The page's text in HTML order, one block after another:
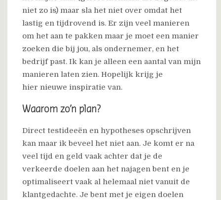
niet zo is) maar sla het niet over omdat het
lastig en tijdrovend is. Er zijn veel manieren
om het aan te pakken maar je moet een manier
zoeken die bij jou, als ondernemer, en het
bedrijf past. Ik kan je alleen een aantal van mijn
manieren laten zien. Hopelijk krijg je
hier nieuwe inspiratie van.
Waarom zo’n plan?
Direct testideeën en hypotheses opschrijven
kan maar ik beveel het niet aan. Je komt er na
veel tijd en geld vaak achter dat je de
verkeerde doelen aan het najagen bent en je
optimaliseert vaak al helemaal niet vanuit de
klantgedachte. Je bent met je eigen doelen